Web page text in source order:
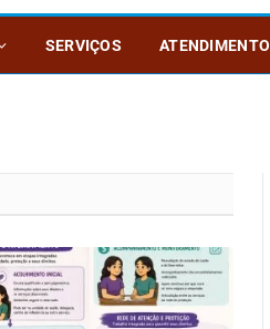
SERVIÇOS ATENDIMENTO